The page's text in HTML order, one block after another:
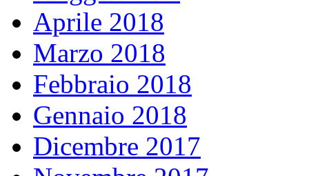
Aprile 2018
Marzo 2018
Febbraio 2018
Gennaio 2018
Dicembre 2017